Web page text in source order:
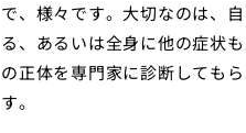
で、様々です。大切なのは、
る、あるいは全身に他の症状
の正体を専門家に診断しても
す。